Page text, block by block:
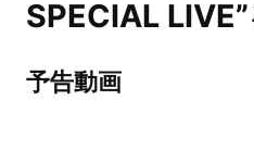
SPECIAL
予告動画